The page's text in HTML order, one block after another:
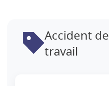
Accident de
travail